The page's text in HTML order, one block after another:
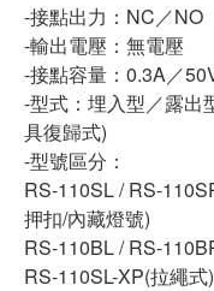
-接點出力：NC／NO
-輸出電壓：無電壓
-接點容量：0.3A／
-型式：埋入型／露出
具復歸式)
-型號區分：
RS-110SL / RS-
押扣/內藏燈號)
RS-110BL / RS-
RS-110SL-XP(拉繩